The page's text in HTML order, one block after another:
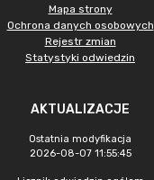
Mapa strony
Ochrona danych osobowych
Rejestr zmian
Statystyki odwiedzin
AKTUALIZACJE
Ostatnia modyfikacja
2026-08-07 11:55:45